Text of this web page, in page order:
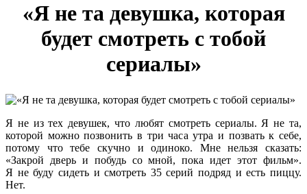
«Я не та девушка, которая
будет смотреть с тобой
сериалы»
Я не из тех девушек, что любят смотреть сериалы. Я не та,
которой можно позвонить в три часа утра и позвать к себе,
потому что тебе скучно и одиноко. Мне нельзя сказать:
«Закрой дверь и побудь со мной, пока идет этот фильм».
Я не буду сидеть и смотреть 35 серий подряд и есть пиццу.
Нет.